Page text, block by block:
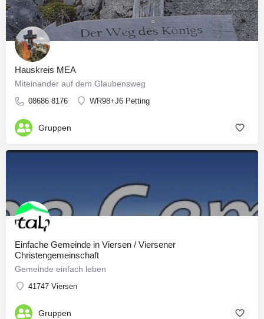
Hauskreis MEA
Miteinander auf dem Glaubensweg
08686 8176 WR98+J6 Petting
Gruppen
Einfache Gemeinde in Viersen / Viersener
Christengemeinschaft
Gemeinde einfach leben
41747 Viersen
Gruppen